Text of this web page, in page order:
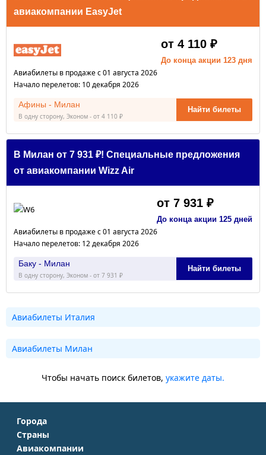
авиакомпании EasyJet
от 4 110 ₽
До конца акции 123 дня
Авиабилеты в продаже с 01 августа 2026
Начало перелетов: 10 декабря 2026
Афины - Милан
В одну сторону, Эконом - от 4 110 ₽
Найти билеты
В Милан от 7 931 ₽! Специальные предложения
от авиакомпании Wizz Air
от 7 931 ₽
До конца акции 125 дней
Авиабилеты в продаже с 01 августа 2026
Начало перелетов: 12 декабря 2026
Баку - Милан
В одну сторону, Эконом - от 7 931 ₽
Найти билеты
Авиабилеты Италия
Авиабилеты Милан
Чтобы начать поиск билетов, укажите даты.
Города
Москва
Страны
Крым
Авиакомпании